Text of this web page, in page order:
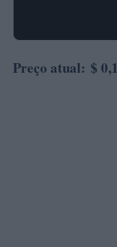
Preço atual: $